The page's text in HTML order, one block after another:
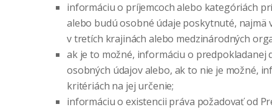
informáciu o príjemcoch alebo kategóriách
alebo budú osobné údaje poskytnuté, najmä
v tretích krajinách alebo medzinárodných
ak je to možné, informáciu o predpokladanej
osobných údajov alebo, ak to nie je možné,
kritériách na jej určenie;
informáciu o existencii práva požadovať od